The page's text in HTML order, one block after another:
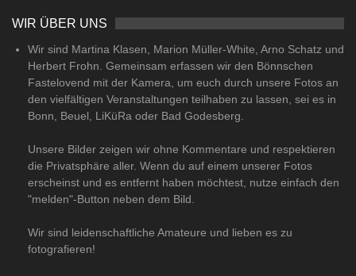
WIR ÜBER UNS
Wir sind Martina Klasen, Marion Müller-White, Arno Schatz und
Herbert Frohn. Gemeinsam erfassen wir den Bönnschen
Fastelovend mit der Kamera, um euch durch unsere Fotos an
den vielfältigen Veranstaltungen teilhaben zu lassen, sei es in
Bonn, Beuel, LiKüRa oder Bad Godesberg.
Unsere Bilder zeigen wir ohne Kommentare und respektieren
die Privatsphäre aller. Wenn du auf einem unserer Fotos
erscheinst und es entfernt haben möchtest, nutze einfach den
"melden"-Button neben dem Bild.
Wir sind leidenschaftliche Amateure und lieben es zu
fotografieren!